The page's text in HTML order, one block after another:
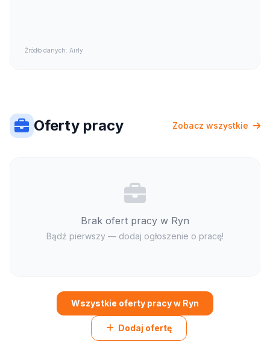
Źródło danych: Airly
Oferty pracy Zobacz wszystkie
Brak ofert pracy w Ryn
Bądź pierwszy — dodaj ogłoszenie o pracę!
Wszystkie oferty pracy w Ryn
Dodaj ofertę